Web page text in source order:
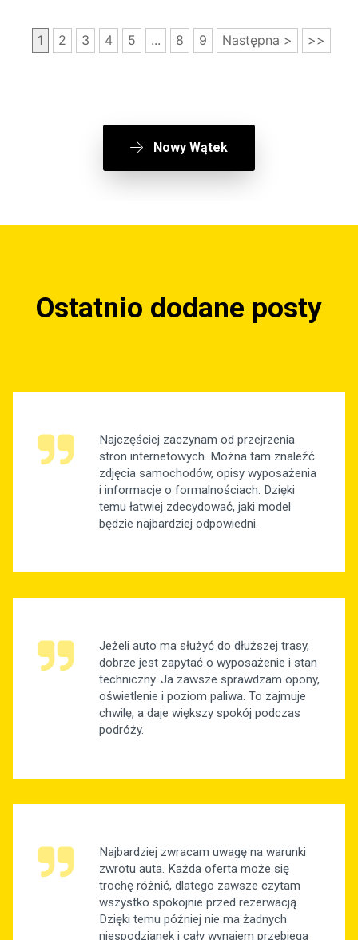
1 2 3 4 5 ... 8 9 Następna > >>
Nowy Wątek
Ostatnio dodane posty
Najczęściej zaczynam od przejrzenia
stron internetowych. Można tam znaleźć
zdjęcia samochodów, opisy wyposażenia
i informacje o formalnościach. Dzięki
temu łatwiej zdecydować, jaki model
będzie najbardziej odpowiedni.
Jeżeli auto ma służyć do dłuższej trasy,
dobrze jest zapytać o wyposażenie i stan
techniczny. Ja zawsze sprawdzam opony,
oświetlenie i poziom paliwa. To zajmuje
chwilę, a daje większy spokój podczas
podróży.
Najbardziej zwracam uwagę na warunki
zwrotu auta. Każda oferta może się
trochę różnić, dlatego zawsze czytam
wszystko spokojnie przed rezerwacją.
Dzięki temu później nie ma żadnych
niespodzianek i cały wynajem przebiega